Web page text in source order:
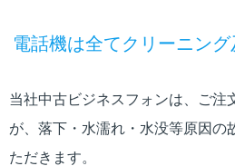
電話機は全てクリーニン
当社中古ビジネスフォンは、ご注
が、落下・水濡れ・水没等原因の
ただきます。